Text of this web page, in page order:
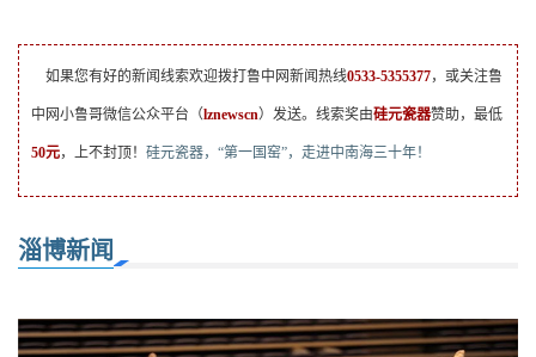
如果您有好的新闻线索欢迎拨打鲁中网新闻热线0533-5355377，或关注鲁
中网小鲁哥微信公众平台（lznewscn）发送。线索奖由硅元瓷器赞助，最低
50元，上不封顶！ 硅元瓷器，“第一国窑”，走进中南海三十年！
淄博新闻